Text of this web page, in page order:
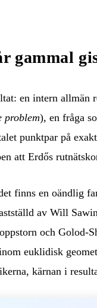
gammal
en intern allmän
problem), en fråga
punktpar på
att Erdős
finns en oändlig
av Will
och Golod-
euklidisk
kärnan i